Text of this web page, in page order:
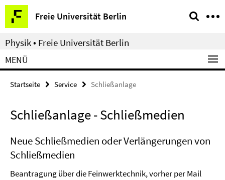
Springe
direkt
zu
Inhalt
Freie Universität Berlin
Service-
Navigation
Physik • Freie Universität Berlin
MENÜ
Startseite Service Schließanlage
Schließanlage - Schließmedien
Neue Schließmedien oder Verlängerungen von
Schließmedien
Beantragung über die Feinwerktechnik, vorher per Mail